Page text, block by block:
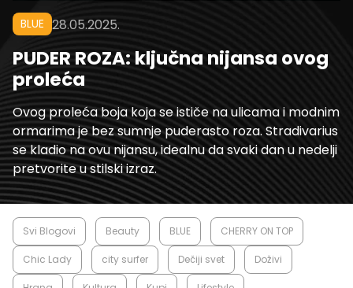
BLUE 28.05.2025.
PUDER ROZA: ključna nijansa ovog
proleća
Ovog proleća boja koja se ističe na ulicama i modnim
ormarima je bez sumnje puderasto roza. Stradivarius
se kladio na ovu nijansu, idealnu da svaki dan u nedelji
pretvorite u stilski izraz.
Svi Blogovi Beauty BLUE CHERRY ON TOP
Chic Lady city surfer Dečiji svet Doživi